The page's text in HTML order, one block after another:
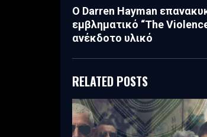
Ο Darren Hayman
εμβληματικό “The
ανέκδοτο υλικό
RELATED POSTS